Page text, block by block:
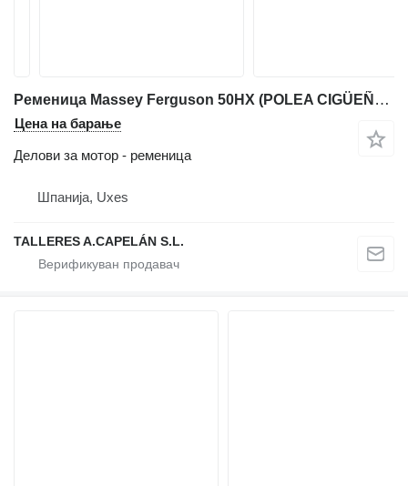
Ременица Massey Ferguson 50HX (POLEA CIGÜEÑAL) за багер-натоварувач Massey Ferguson 50HX
Цена на барање
Делови за мотор - ременица
Шпанија, Uxes
TALLERES A.CAPELÁN S.L.